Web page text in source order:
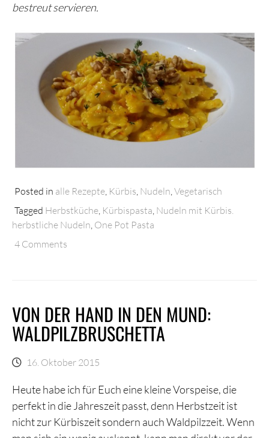
bestreut servieren.
Posted in alle Rezepte Kürbis Nudeln Vegetarisch
Tagged Herbstküche Kürbispasta Nudeln mit Kürbis.
herbstliche Nudeln One Pot Pasta
4 Comments
VON DER HAND IN DEN MUND:
WALDPILZBRUSCHETTA
16. Oktober 2015
Heute habe ich für Euch eine kleine Vorspeise, die
perfekt in die Jahreszeit passt, denn Herbstzeit ist
nicht zur Kürbiszeit sondern auch Waldpilzzeit. Wenn